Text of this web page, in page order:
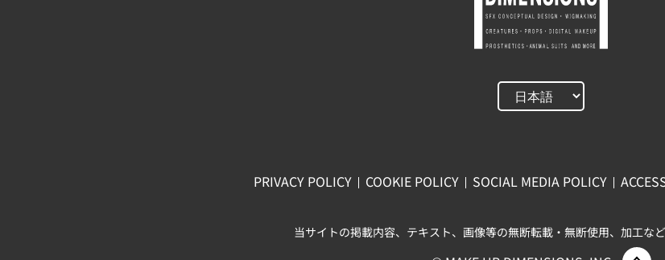
PRIVACY POLICY COOKIE POLICY SOCIAL MEDIA POLICY
当サイトの掲載内容、テキスト、画像等の無断転載・無断使用、加工な